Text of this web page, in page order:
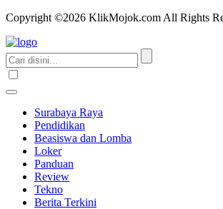
Copyright ©2026 KlikMojok.com All Rights
Surabaya Raya
Pendidikan
Beasiswa dan Lomba
Loker
Panduan
Review
Tekno
Berita Terkini